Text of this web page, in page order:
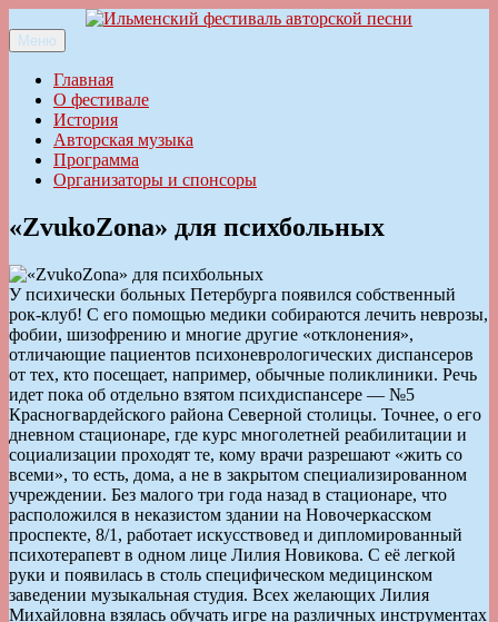
к
содержимому
Ильменский фестиваль авторской песни
Меню
Главная
О фестивале
История
Авторская музыка
Программа
Организаторы и спонсоры
«ZvukoZona» для психбольных
У психически больных Петербурга появился собственный
рок-клуб! С его помощью медики собираются лечить неврозы,
фобии, шизофрению и многие другие «отклонения»,
отличающие пациентов психоневрологических диспансеров
от тех, кто посещает, например, обычные поликлиники. Речь
идет пока об отдельно взятом психдиспансере — №5
Красногвардейского района Северной столицы. Точнее, о его
дневном стационаре, где курс многолетней реабилитации и
социализации проходят те, кому врачи разрешают «жить со
всеми», то есть, дома, а не в закрытом специализированном
учреждении. Без малого три года назад в стационаре, что
расположился в неказистом здании на Новочеркасском
проспекте, 8/1, работает искусствовед и дипломированный
психотерапевт в одном лице Лилия Новикова. С её легкой
руки и появилась в столь специфическом медицинском
заведении музыкальная студия. Всех желающих Лилия
Михайловна взялась обучать игре на различных инструментах